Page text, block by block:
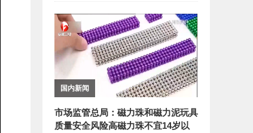
国内新闻
市场监管总局：磁力珠和磁力泥玩具
质量安全风险高磁力珠不宜14岁以